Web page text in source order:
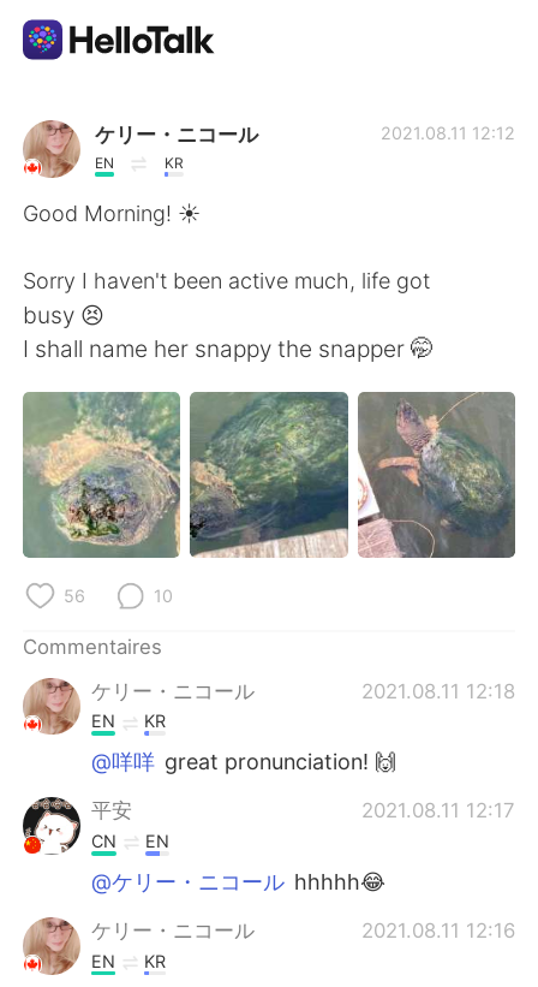
Appli d'échange linguistique
AI Grammar Checker
English 简体中文
繁體中文 Español
العربية Deutsch
日本語 한국어
Русский
Türkçe
ケリー・ニコール
EN KR
2021.08.11 12:12
Good Morning! ☀️
Sorry I haven't been active much, life got
busy 😣
I shall name her snappy the snapper 🤭
56 10
Commentaires
ケリー・ニコール
2021.08.11 12:18
EN KR
@咩咩 great pronunciation! 🙌
平安 2021.08.11 12:17
CN EN
@ケリー・ニコール hhhhh😂
ケリー・ニコール 2021.08.11 12:16
EN KR